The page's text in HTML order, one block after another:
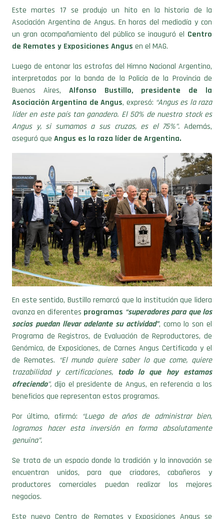
Asociación Argentina de Angus. En horas del mediodía y con
un gran acompañamiento del público se inauguró elCentro
de Remates y Exposiciones Angus en el MAG.
Luego de entonar las estrofas del Himno Nacional Argentino,
interpretadas por la banda de la Policía de la Provincia de
Buenos Aires,Alfonso Bustillo, presidente de la
Asociación Argentina de Angus, expresó:“Angus es la raza
líder en este país tan ganadero. El 50% de nuestro stock es
Angus y, si sumamos a sus cruzas, es el 75%”. Además,
aseguró que Angus es la raza líder de Argentina.
En este sentido, Bustillo remarcó que la institución que lidera
avanza en diferentesprogramas“superadores para que los
socios puedan llevar adelante su actividad”, como lo son el
Programa de Registros, de Evaluación de Reproductores, de
Genómica, de Exposiciones, de Carnes Angus Certificada y el
de Remates.“El mundo quiere saber lo que come, quiere
trazabilidad y certificaciones,todo lo que hoy estamos
ofreciendo”,dijo el presidente de Angus, en referencia a los
beneficios que representan estos programas.
Por último, afirmó:“Luego de años de administrar bien,
logramos hacer esta inversión en forma absolutamente
genuina”.
Se trata de un espacio donde la tradición y la innovación se
encuentran unidos, para que criadores, cabañeros y
productores comerciales puedan realizar los mejores
negocios.
Este nuevo Centro de Remates y Exposiciones Angus se
destaca por su capacidad, tecnología de vanguardia y su